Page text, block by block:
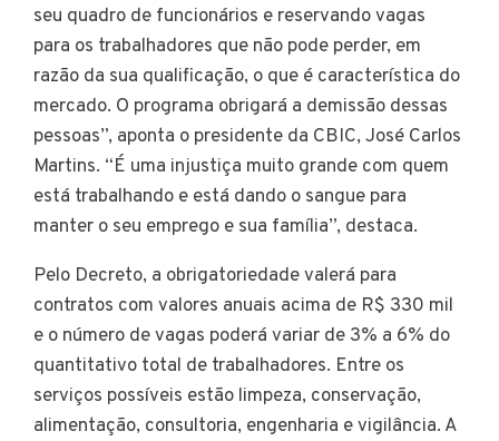
seu quadro de funcionários e reservando vagas
para os trabalhadores que não pode perder, em
razão da sua qualificação, o que é característica do
mercado. O programa obrigará a demissão dessas
pessoas”, aponta o presidente da CBIC, José Carlos
Martins. “É uma injustiça muito grande com quem
está trabalhando e está dando o sangue para
manter o seu emprego e sua família”, destaca.
Pelo Decreto, a obrigatoriedade valerá para
contratos com valores anuais acima de R$ 330 mil
e o número de vagas poderá variar de 3% a 6% do
quantitativo total de trabalhadores. Entre os
serviços possíveis estão limpeza, conservação,
alimentação, consultoria, engenharia e vigilância. A